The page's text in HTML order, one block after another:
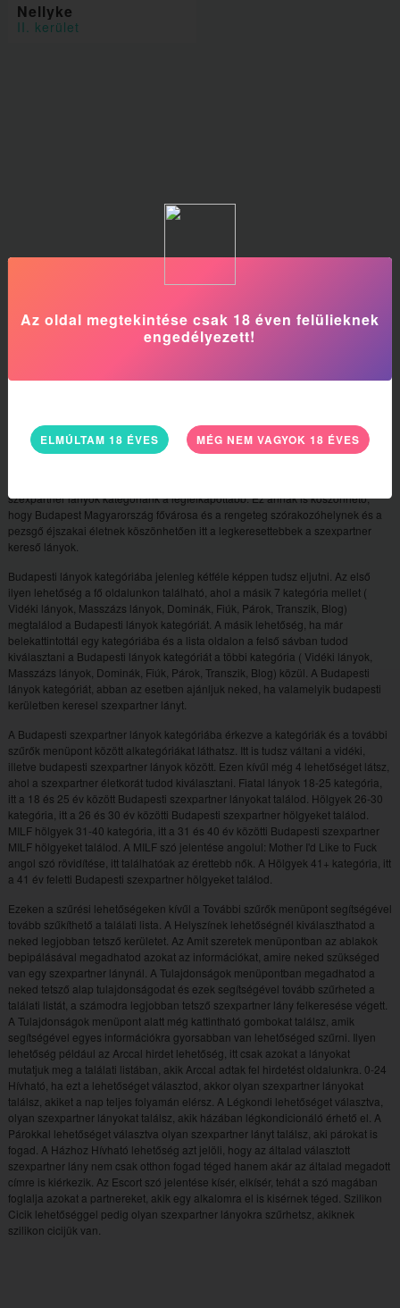
Nellyke
II. kerület
szexpartner lányok kategóriánk a legfelkapottabb. Ez annak is köszönhető,
hogy Budapest Magyarország fővárosa és a rengeteg szórakozóhelynek és a
pezsgő éjszakai életnek köszönhetően itt a legkeresettebbek a szexpartner
kereső lányok.
Budapesti lányok kategóriába jelenleg kétféle képpen tudsz eljutni. Az első
ilyen lehetőség a fő oldalunkon található, ahol a másik 7 kategória mellet (
Vidéki lányok, Masszázs lányok, Dominák, Fiúk, Párok, Transzik, Blog)
megtalálod a Budapesti lányok kategóriát. A másik lehetőség, ha már
belekattintottál egy kategóriába és a lista oldalon a felső sávban tudod
kiválasztani a Budapesti lányok kategóriát a többi kategória ( Vidéki lányok,
Masszázs lányok, Dominák, Fiúk, Párok, Transzik, Blog) közül. A Budapesti
lányok kategóriát, abban az esetben ajánljuk neked, ha valamelyik budapesti
kerületben keresel szexpartner lányt.
A Budapesti szexpartner lányok kategóriába érkezve a kategóriák és a további
szűrők menüpont között alkategóriákat láthatsz. Itt is tudsz váltani a vidéki,
illetve budapesti szexpartner lányok között. Ezen kívűl még 4 lehetőséget látsz,
ahol a szexpartner életkorát tudod kiválasztani. Fiatal lányok 18-25 kategória,
itt a 18 és 25 év között Budapesti szexpartner lányokat találod. Hölgyek 26-30
kategória, itt a 26 és 30 év közötti Budapesti szexpartner hölgyeket találod.
MILF hölgyek 31-40 kategória, itt a 31 és 40 év közötti Budapesti szexpartner
MILF hölgyeket találod. A MILF szó jelentése angolul: Mother I'd Like to Fuck
angol szó rövidítése, itt találhatóak az érettebb nők. A Hölgyek 41+ kategória, itt
a 41 év feletti Budapesti szexpartner hölgyeket találod.
Ezeken a szűrési lehetőségeken kívűl a További szűrők menüpont segítségével
tovább szűkíthető a találati lista. A Helyszínek lehetőségnél kiválaszthatod a
neked legjobban tetsző kerületet. Az Amit szeretek menüpontban az ablakok
bepipálásával megadhatod azokat az információkat, amire neked szükséged
van egy szexpartner lánynál. A Tulajdonságok menüpontban megadhatod a
neked tetsző alap tulajdonságodat és ezek segítségével tovább szűrheted a
találati listát, a számodra legjobban tetsző szexpartner lány felkeresése végett.
A Tulajdonságok menüpont alatt még kattintható gombokat találsz, amik
segítségével egyes információkra gyorsabban van lehetőséged szűrni. Ilyen
lehetőség például az Arccal hirdet lehetőség, itt csak azokat a lányokat
mutatjuk meg a találati listában, akik Arccal adtak fel hirdetést oldalunkra. 0-24
Hívható, ha ezt a lehetőséget választod, akkor olyan szexpartner lányokat
találsz, akiket a nap teljes folyamán elérsz. A Légkondi lehetőséget választva,
olyan szexpartner lányokat találsz, akik házában légkondicionáló érhető el. A
Párokkal lehetőséget választva olyan szexpartner lányt találsz, aki párokat is
fogad. A Házhoz Hívható lehetőség azt jelöli, hogy az általad választott
szexpartner lány nem csak otthon fogad téged hanem akár az általad megadott
címre is kiérkezik. Az Escort szó jelentése kísér, elkísér, tehát a szó magában
foglalja azokat a partnereket, akik egy alkalomra el is kisérnek téged. Szilikon
Cicik lehetőséggel pedig olyan szexpartner lányokra szűrhetsz, akiknek
szilikon cicijük van.
Az oldal megtekintése csak 18 éven felülieknek
engedélyezett!
ELMÚLTAM 18 ÉVES MÉG NEM VAGYOK 18 ÉVES